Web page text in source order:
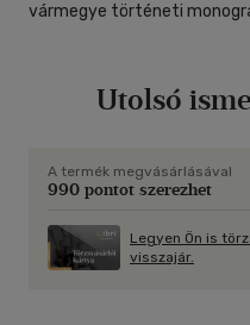
vármegye történeti
Utolsó
A termék megvásárlásával
990 pontot szerezhet
Legyen Ön is
visszajár.